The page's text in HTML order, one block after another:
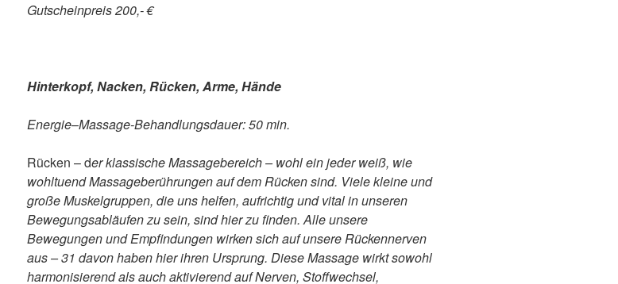
Gutscheinpreis 200,- €
Hinterkopf, Nacken, Rücken, Arme, Hände
Energie–Massage-Behandlungsdauer: 50 min.
Rücken – der klassische Massagebereich – wohl ein jeder weiß, wie
wohltuend Massageberührungen auf dem Rücken sind. Viele kleine und
große Muskelgruppen, die uns helfen, aufrichtig und vital in unseren
Bewegungsabläufen zu sein, sind hier zu finden. Alle unsere
Bewegungen und Empfindungen wirken sich auf unsere Rückennerven
aus – 31 davon haben hier ihren Ursprung. Diese Massage wirkt sowohl
harmonisierend als auch aktivierend auf Nerven, Stoffwechsel,